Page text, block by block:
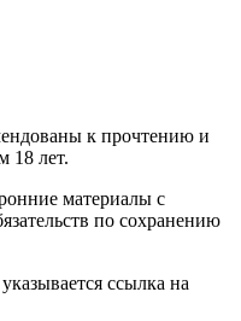
к прочтению и
18 лет.
материалы с
по сохранению
ссылка на